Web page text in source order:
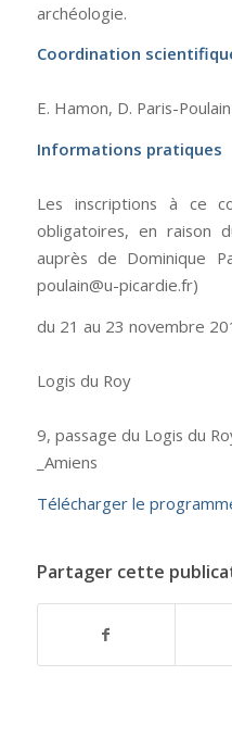
archéologie.
Coordination
E. Hamon, D. Paris-
Informations pratiques
Les inscriptions à ce
obligatoires, en raison
auprès de Dominique
poulain@u-picardie.fr)
du 21 au 23 novembre
Logis du Roy
9, passage du Logis du
_Amiens
Télécharger le
Partager cette